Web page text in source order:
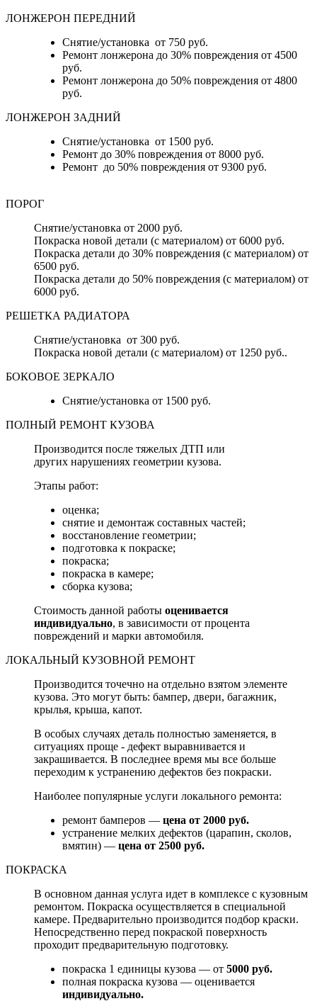
ЛОНЖЕРОН ПЕРЕДНИЙ
Снятие/установка от 750 руб.
Ремонт лонжерона до 30% повреждения от 4500
руб.
Ремонт лонжерона до 50% повреждения от 4800
руб.
ЛОНЖЕРОН ЗАДНИЙ
Снятие/установка от 1500 руб.
Ремонт до 30% повреждения от 8000 руб.
Ремонт до 50% повреждения от 9300 руб.
ПОРОГ
Снятие/установка от 2000 руб.
Покраска новой детали (с материалом) от 6000 руб.
Покраска детали до 30% повреждения (с материалом) от
6500 руб.
Покраска детали до 50% повреждения (с материалом) от
6000 руб.
РЕШЕТКА РАДИАТОРА
Снятие/установка от 300 руб.
Покраска новой детали (с материалом) от 1250 руб..
БОКОВОЕ ЗЕРКАЛО
Снятие/установка от 1500 руб.
ПОЛНЫЙ РЕМОНТ КУЗОВА
Производится после тяжелых ДТП или
других нарушениях геометрии кузова.
Этапы работ:
оценка;
снятие и демонтаж составных частей;
восстановление геометрии;
подготовка к покраске;
покраска;
покраска в камере;
сборка кузова;
Стоимость данной работы оценивается
индивидуально, в зависимости от процента
повреждений и марки автомобиля.
ЛОКАЛЬНЫЙ КУЗОВНОЙ РЕМОНТ
Производится точечно на отдельно взятом элементе
кузова. Это могут быть: бампер, двери, багажник,
крылья, крыша, капот.
В особых случаях деталь полностью заменяется, в
ситуациях проще - дефект выравнивается и
закрашивается. В последнее время мы все больше
переходим к устранению дефектов без покраски.
Наиболее популярные услуги локального ремонта:
ремонт бамперов — цена от 2000 руб.
устранение мелких дефектов (царапин, сколов,
вмятин) — цена от 2500 руб.
ПОКРАСКА
В основном данная услуга идет в комплексе с кузовным
ремонтом. Покраска осуществляется в специальной
камере. Предварительно производится подбор краски.
Непосредственно перед покраской поверхность
проходит предварительную подготовку.
покраска 1 единицы кузова — от 5000 руб.
полная покраска кузова — оценивается
индивидуально.